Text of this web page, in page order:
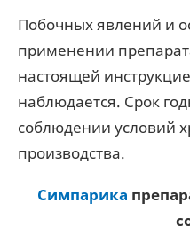
Побочных явлений и
применении
настоящей
наблюдается. Срок
соблюдении условий
производства.
Симпарика